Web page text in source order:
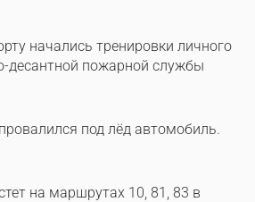
начались тренировки личного
десантной пожарной службы
под лёд автомобиль.
на маршрутах 10, 81, 83 в